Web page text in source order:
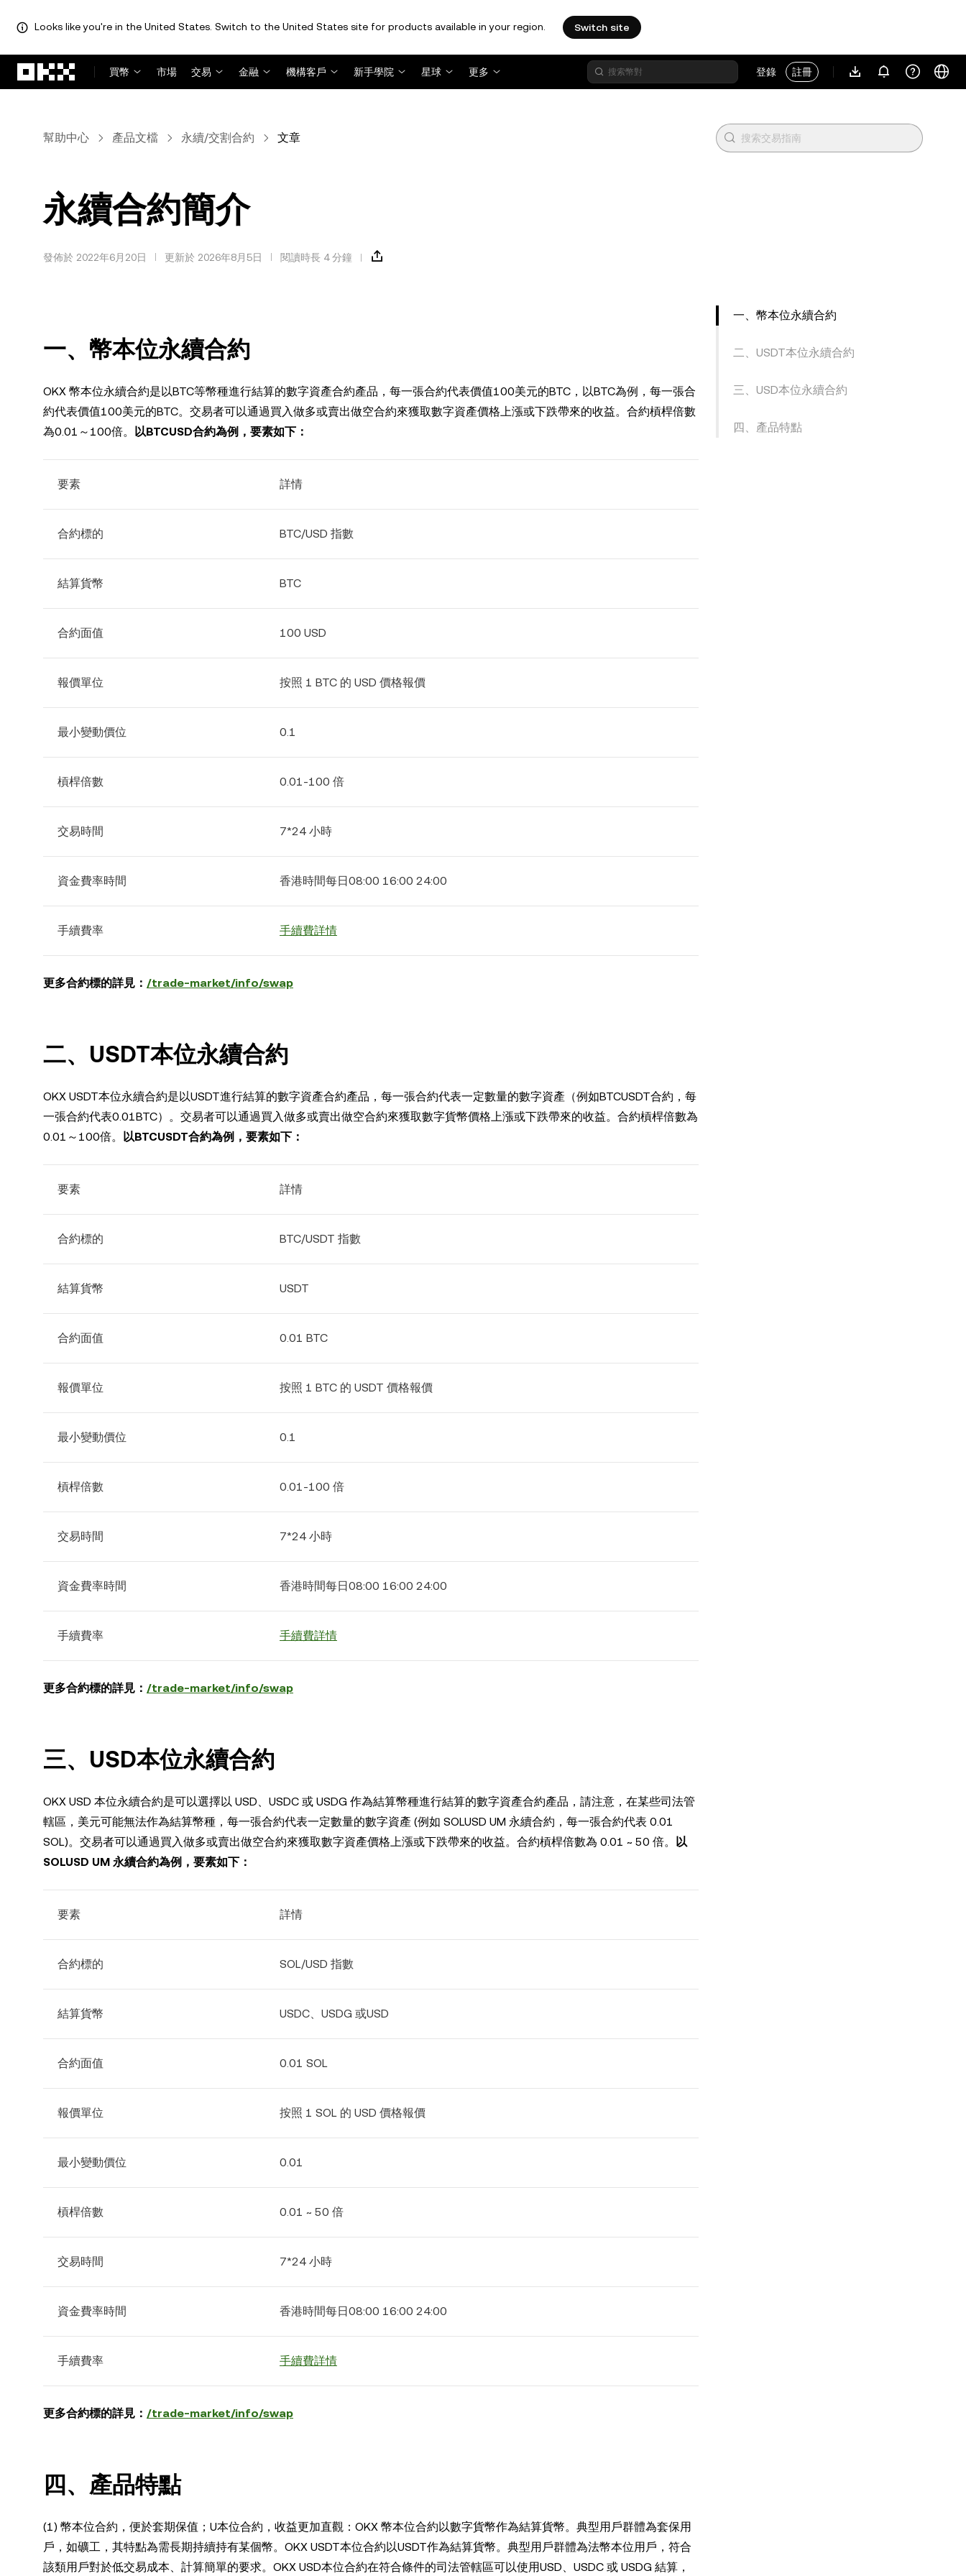
Looks like you're in the United States. Switch to the United States site for products available in your region. Switch site
買幣
市場 交易 金融 機構客戶 新手學院 星球 更多 登錄 註冊
幫助中心 產品文檔 永續/交割合約 文章
永續合約簡介
發佈於 2022年6月20日 更新於 2026年8月5日 閱讀時長 4 分鐘
一、幣本位永續合約
OKX 幣本位永續合約是以BTC等幣種進行結算的數字資產合約產品，每一張合約代表價值100美元的BTC，以BTC為例，每一張合
約代表價值100美元的BTC。交易者可以通過買入做多或賣出做空合約來獲取數字資產價格上漲或下跌帶來的收益。合約槓桿倍數
為0.01～100倍。 以BTCUSD合約為例，要素如下：
要素 詳情
合約標的 BTC/USD 指數
結算貨幣 BTC
合約面值 100 USD
報價單位 按照 1 BTC 的 USD 價格報價
最小變動價位 0.1
槓桿倍數 0.01-100 倍
交易時間 7*24 小時
資金費率時間 香港時間每日08:00 16:00 24:00
手續費率 手續費詳情
更多合約標的詳見： /trade-market/info/swap
二、USDT本位永續合約
OKX USDT本位永續合約是以USDT進行結算的數字資產合約產品，每一張合約代表一定數量的數字資產（例如BTCUSDT合約，每
一張合約代表0.01BTC）。交易者可以通過買入做多或賣出做空合約來獲取數字貨幣價格上漲或下跌帶來的收益。合約槓桿倍數為
0.01～100倍。 以BTCUSDT合約為例，要素如下：
要素 詳情
合約標的 BTC/USDT 指數
結算貨幣 USDT
合約面值 0.01 BTC
報價單位 按照 1 BTC 的 USDT 價格報價
最小變動價位 0.1
槓桿倍數 0.01-100 倍
交易時間 7*24 小時
資金費率時間 香港時間每日08:00 16:00 24:00
手續費率 手續費詳情
更多合約標的詳見： /trade-market/info/swap
三、USD本位永續合約
OKX USD 本位永續合約是可以選擇以 USD、USDC 或 USDG 作為結算幣種進行結算的數字資產合約產品，請注意，在某些司法管
轄區，美元可能無法作為結算幣種，每一張合約代表一定數量的數字資產 (例如 SOLUSD UM 永續合約，每一張合約代表 0.01
SOL)。交易者可以通過買入做多或賣出做空合約來獲取數字資產價格上漲或下跌帶來的收益。合約槓桿倍數為 0.01 ~ 50 倍。 以
SOLUSD UM 永續合約為例，要素如下：
要素 詳情
合約標的 SOL/USD 指數
結算貨幣 USDC、USDG 或USD
合約面值 0.01 SOL
報價單位 按照 1 SOL 的 USD 價格報價
最小變動價位 0.01
槓桿倍數 0.01 ~ 50 倍
交易時間 7*24 小時
資金費率時間 香港時間每日08:00 16:00 24:00
手續費率 手續費詳情
更多合約標的詳見： /trade-market/info/swap
四、產品特點
(1) 幣本位合約，便於套期保值；U本位合約，收益更加直觀：OKX 幣本位合約以數字貨幣作為結算貨幣。典型用戶群體為套保用
戶，如礦工，其特點為需長期持續持有某個幣。OKX USDT本位合約以USDT作為結算貨幣。典型用戶群體為法幣本位用戶，符合
該類用戶對於低交易成本、計算簡單的要求。 OKX USD本位合約在符合條件的司法管轄區可以使用USD、USDC 或 USDG 結算，
一、幣本位永續合約
二、USDT本位永續合約
三、USD本位永續合約
四、產品特點